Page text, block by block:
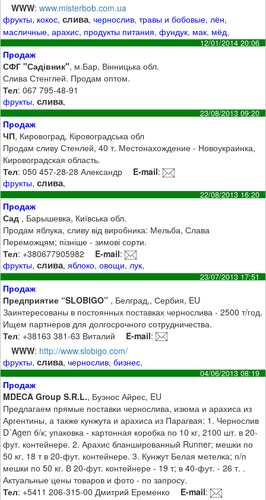
WWW:www.misterbob.com.ua
фрукты, кокос,слива,чернослив,травы и бобовые,лён,
масличные,арахис, продукты питания,фундук, мак, мёд,
12/01/2014 20:06
Продаж
СФГ "Садівник", м.Бар, Вінницька обл.
Слива Стенглей. Продам оптом.
Тел: 067 795-48-91
фрукты,слива,
23/08/2013 09:20
Продаж
ЧП, Кировоград, Кіровоградська обл
Продам сливу Стенлей, 40 т. Местонахождение - Новоукраинка,
Кировоградская область.
Тел: 050 457-28-28 Александр E-mail:
фрукты,слива,
22/08/2013 16:20
Продаж
Сад , Барышевка, Київська обл.
Продам яблука, сливу від виробника: Мельба, Слава
Переможцям; пізніше - зимові сорти.
Тел: +380677905982 E-mail:
фрукты,слива,яблоко,овощи, лук,
23/07/2013 17:51
Продаж
Предприятие “SLOBIGO” , Белград,, Сербия, EU
Заинтересованы в постоянных поставках чернослива - 2500 т/год.
Ищем партнеров для долгосрочного сотрудничества.
Тел: +38163 381-63 Виталий E-mail:
WWW: http://www.slobigo.com/
фрукты,слива,чернослив,бизнес,
04/06/2013 08:19
Продаж
MDECA Group S.R.L., Буэнос Айрес, EU
Предлагаем прямые поставки чернослива, изюма и арахиса из
Аргентины, а также кунжута и арахиса из Парагвая: 1. Чернослив
D´Agen б/к; упаковка - картонная коробка по 10 кг, 2100 шт. в 20-
фут. контейнере. 2. Арахис бланшированный Runner; мешки по
50 кг, 18 т в 20-фут. контейнере. 3. Кунжут Белая метелка; п/п
мешки по 50 кг. В 20-фут. контейнере - 19 т; в 40-фут. - 26 т. .
Актуальные цены товаров и фото - по запросу.
Тел: +5411 206-315-00 Дмитрий Еременко E-mail: